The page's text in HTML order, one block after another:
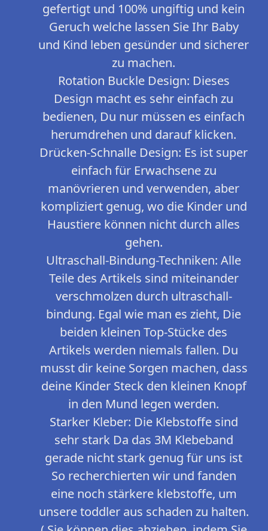
gefertigt und 100% ungiftig und kein
Geruch welche lassen Sie Ihr Baby
und Kind leben gesünder und sicherer
zu machen.
Rotation Buckle Design: Dieses
Design macht es sehr einfach zu
bedienen, Du nur müssen es einfach
herumdrehen und darauf klicken.
Drücken-Schnalle Design: Es ist super
einfach für Erwachsene zu
manövrieren und verwenden, aber
kompliziert genug, wo die Kinder und
Haustiere können nicht durch alles
gehen.
Ultraschall-Bindung-Techniken: Alle
Teile des Artikels sind miteinander
verschmolzen durch ultraschall-
bindung. Egal wie man es zieht, Die
beiden kleinen Top-Stücke des
Artikels werden niemals fallen. Du
musst dir keine Sorgen machen, dass
deine Kinder Steck den kleinen Knopf
in den Mund legen werden.
Starker Kleber: Die Klebstoffe sind
sehr stark Da das 3M Klebeband
gerade nicht stark genug für uns ist
So recherchierten wir und fanden
eine noch stärkere klebstoffe, um
unsere toddler aus schaden zu halten.